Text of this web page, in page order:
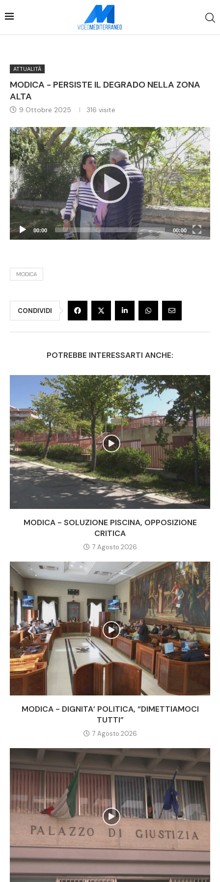
ATTUALITÀ
MODICA - PERSISTE IL DEGRADO NELLA ZONA
ALTA
9 Ottobre 2025 316 visite
Video
Player
00:00 00:00
MODICA
CONDIVIDI
POTREBBE INTERESSARTI ANCHE:
MODICA - SOLUZIONE PISCINA, OPPOSIZIONE
CRITICA
7 Agosto 2026
MODICA - DIGNITA’ POLITICA, “DIMETTIAMOCI
TUTTI”
7 Agosto 2026